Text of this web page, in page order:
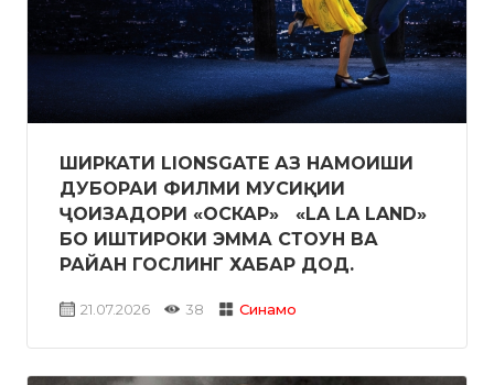
21.07.2026 38 Синамо
ШИРКАТИ LIONSGATE АЗ НАМОИШИ
ДУБОРАИ ФИЛМИ МУСИҚИИ
ҶОИЗАДОРИ «ОСКАР» «LA LA LAND»
БО ИШТИРОКИ ЭММА СТОУН ВА
РАЙАН ГОСЛИНГ ХАБАР ДОД.